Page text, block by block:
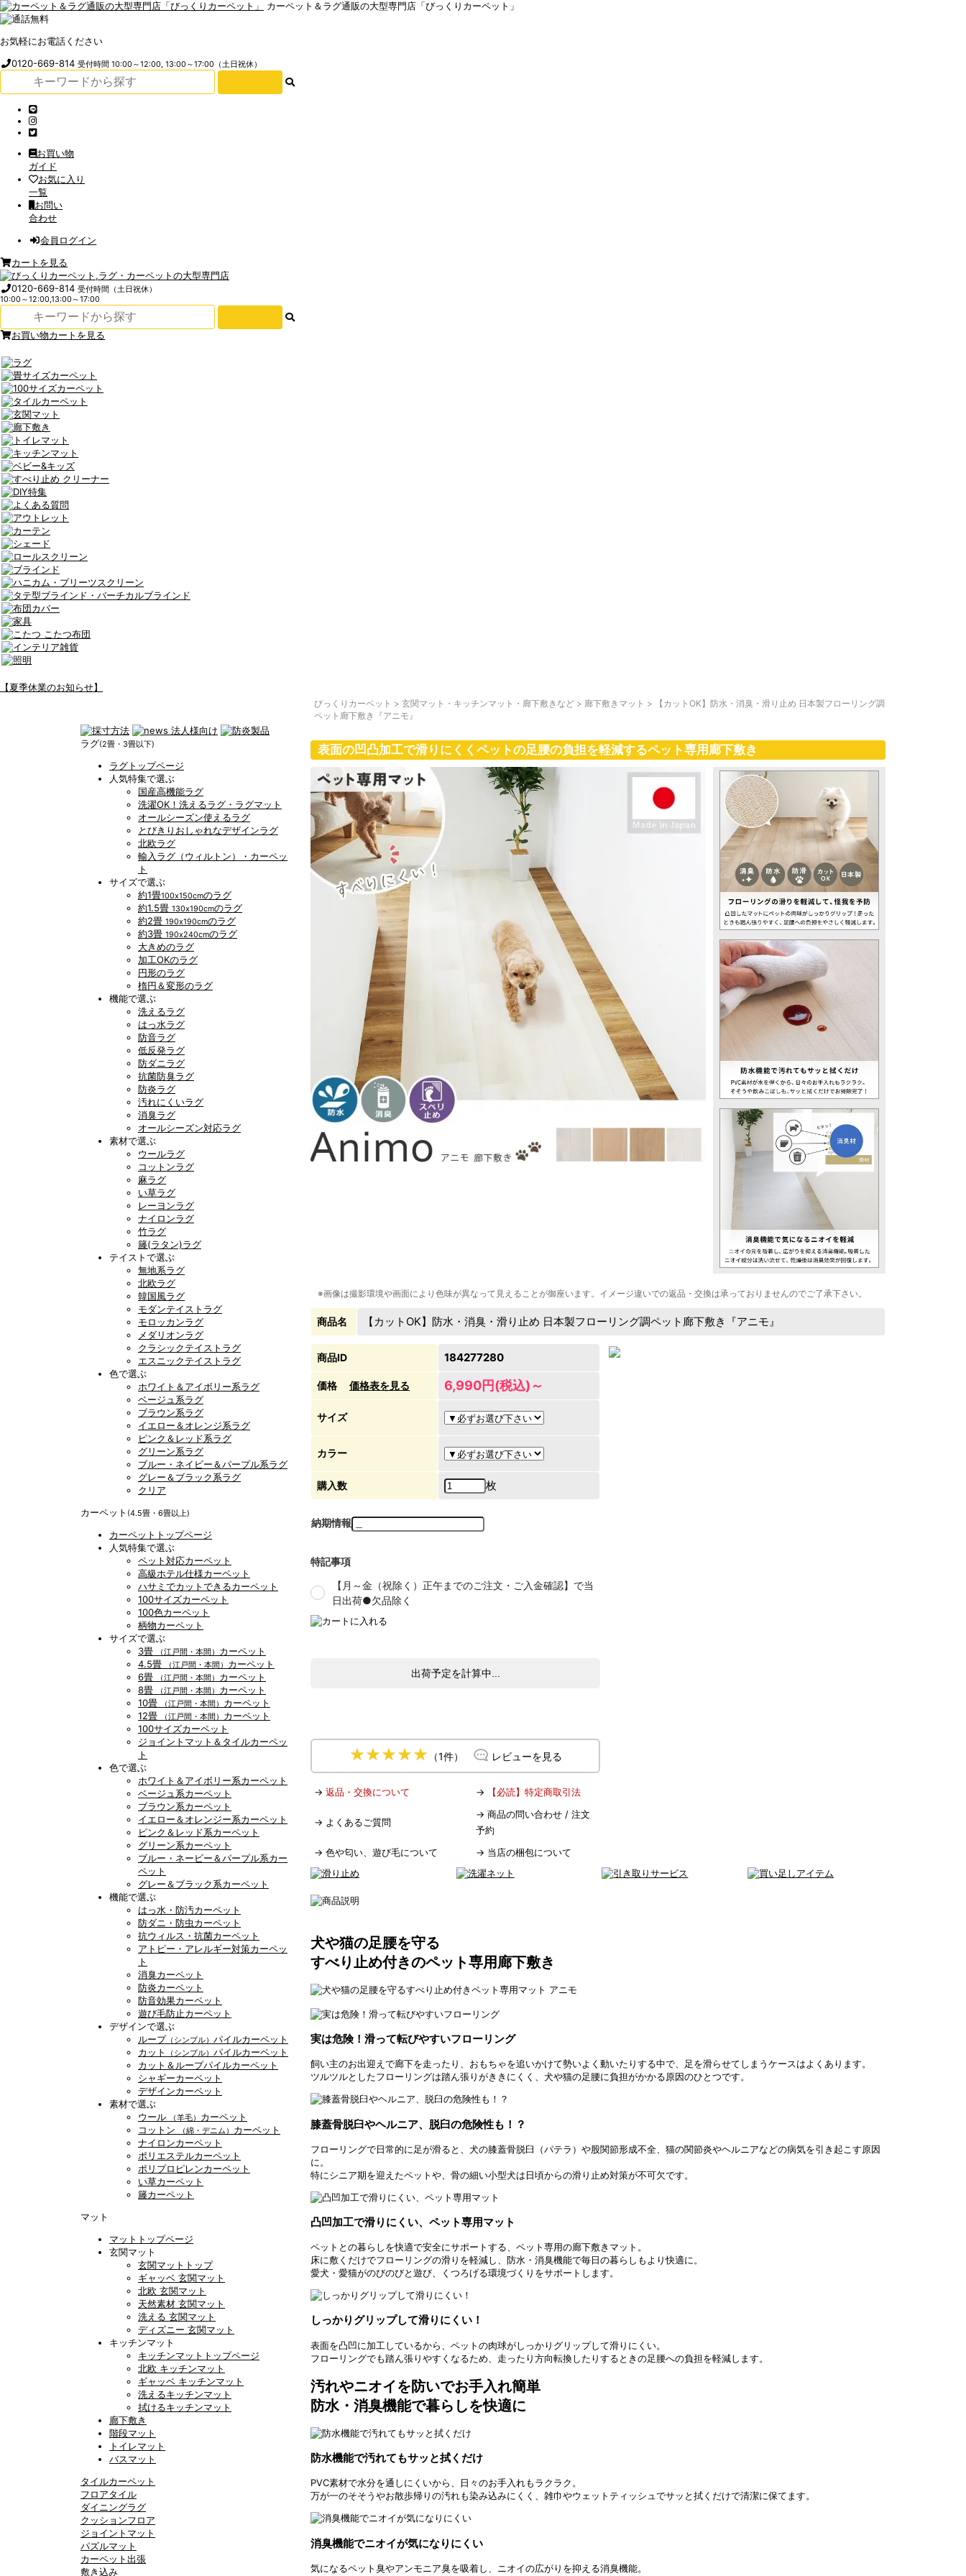
カーペット＆ラグ通販の大型専門店「びっくりカーペット」
お気軽にお電話ください
0120-669-814受付時間 10:00～12:00, 13:00～17:00（土日祝休）
お買い物
ガイド
お気に入り
一覧
お問い
合わせ
会員ログイン
カートを見る
0120-669-814受付時間（土日祝休）
10:00～12:00,13:00～17:00
お買い物カートを見る
【夏季休業のお知らせ】
ラグ(2畳・3畳以下)
ラグトップページ
人気特集で選ぶ
国産高機能ラグ
洗濯OK！洗えるラグ・ラグマット
オールシーズン使えるラグ
とびきりおしゃれなデザインラグ
北欧ラグ
輸入ラグ（ウィルトン）・カーペッ
ト
サイズで選ぶ
約1畳100x150cmのラグ
約1.5畳 130x190cmのラグ
約2畳 190x190cmのラグ
約3畳 190x240cmのラグ
大きめのラグ
加工OKのラグ
円形のラグ
楕円＆変形のラグ
機能で選ぶ
洗えるラグ
はっ水ラグ
防音ラグ
低反発ラグ
防ダニラグ
抗菌防臭ラグ
防炎ラグ
汚れにくいラグ
消臭ラグ
オールシーズン対応ラグ
素材で選ぶ
ウールラグ
コットンラグ
麻ラグ
い草ラグ
レーヨンラグ
ナイロンラグ
竹ラグ
籐(ラタン)ラグ
テイストで選ぶ
無地系ラグ
北欧ラグ
韓国風ラグ
モダンテイストラグ
モロッカンラグ
メダリオンラグ
クラシックテイストラグ
エスニックテイストラグ
色で選ぶ
ホワイト＆アイボリー系ラグ
ベージュ系ラグ
ブラウン系ラグ
イエロー＆オレンジ系ラグ
ピンク＆レッド系ラグ
グリーン系ラグ
ブルー・ネイビー＆パープル系ラグ
グレー＆ブラック系ラグ
クリア
カーペット (4.5畳・6畳以上)
カーペットトップページ
人気特集で選ぶ
ペット対応カーペット
高級ホテル仕様カーペット
ハサミでカットできるカーペット
100サイズカーペット
100色カーペット
柄物カーペット
サイズで選ぶ
3畳
（江戸間・本間） カーペット
4.5畳
（江戸間・本間） カーペット
6畳
（江戸間・本間） カーペット
8畳
（江戸間・本間） カーペット
10畳
（江戸間・本間） カーペット
12畳
（江戸間・本間） カーペット
100サイズカーペット
ジョイントマット＆タイルカーペッ
ト
色で選ぶ
ホワイト＆アイボリー系カーペット
ベージュ系カーペット
ブラウン系カーペット
イエロー＆オレンジー系カーペット
ピンク＆レッド系カーペット
グリーン系カーペット
ブルー・ネービー＆パープル系カー
ペット
グレー＆ブラック系カーペット
機能で選ぶ
はっ水・防汚カーペット
防ダニ・防虫カーペット
抗ウィルス・抗菌カーペット
アトピー・アレルギー対策カーペッ
ト
消臭カーペット
防炎カーペット
防音効果カーペット
遊び毛防止カーペット
デザインで選ぶ
ループ （シンプル） パイルカーペット
カット
（シンプル） パイルカーペット
カット＆ループパイルカーペット
シャギーカーペット
デザインカーペット
素材で選ぶ
ウール
（羊毛） カーペット
コットン
（綿・デニム） カーペット
ナイロンカーペット
ポリエステルカーペット
ポリプロピレンカーペット
い草カーペット
籐カーペット
マット
マットトップページ
玄関マット
玄関マットトップ
ギャッベ 玄関マット
北欧 玄関マット
天然素材 玄関マット
洗える 玄関マット
ディズニー 玄関マット
キッチンマット
キッチンマットトップページ
北欧 キッチンマット
ギャッベ キッチンマット
洗えるキッチンマット
拭けるキッチンマット
廊下敷き
階段マット
トイレマット
バスマット
タイルカーペット
フロアタイル
ダイニングラグ
クッションフロア
ジョイントマット
パズルマット
カーペット出張
敷き込み
びっくりカーペット > 玄関マット・キッチンマット・廊下敷きなど > 廊下敷きマット >
【カットOK】防水・消臭・滑り止め 日本製フローリング調
ペット廊下敷き『アニモ』
表面の凹凸加工で滑りにくくペットの足腰の負担を軽減するペット専用廊下敷き
※画像は撮影環境や画面により色味が異なって見えることが御座います。イメージ違いでの返品・交換は承っておりませんのでご了承下さい。
商品名 【カットOK】防水・消臭・滑り止め 日本製フローリング調ペット廊下敷き『アニモ』
商品ID 184277280
価格 価格表を見る 6,990円(税込)～
サイズ
カラー
購入数 枚
納期情報
特記事項
【月～金（祝除く）正午までのご注文・ご入金確認】で当
日出荷●欠品除く
出荷予定を計算中...
（1件） レビューを見る
→ 返品・交換について → 【必読】特定商取引法
→ よくあるご質問
→ 商品の問い合わせ / 注文
予約
→ 色や匂い、遊び毛について → 当店の梱包について
犬や猫の足腰を守る
すべり止め付きのペット専用廊下敷き
実は危険！滑って転びやすいフローリング
飼い主のお出迎えで廊下を走ったり、おもちゃを追いかけて勢いよく動いたりする中で、足を滑らせてしまうケースはよくあります。
ツルツルとしたフローリングは踏ん張りがききにくく、犬や猫の足腰に負担がかかる原因のひとつです。
膝蓋骨脱臼やヘルニア、脱臼の危険性も！？
フローリングで日常的に足が滑ると、犬の膝蓋骨脱臼（パテラ）や股関節形成不全、猫の関節炎やヘルニアなどの病気を引き起こす原因
に。
特にシニア期を迎えたペットや、骨の細い小型犬は日頃からの滑り止め対策が不可欠です。
凸凹加工で滑りにくい、ペット専用マット
ペットとの暮らしを快適で安全にサポートする、ペット専用の廊下敷きマット。
床に敷くだけでフローリングの滑りを軽減し、防水・消臭機能で毎日の暮らしもより快適に。
愛犬・愛猫がのびのびと遊び、くつろげる環境づくりをサポートします。
しっかりグリップして滑りにくい！
表面を凸凹に加工しているから、ペットの肉球がしっかりグリップして滑りにくい。
フローリングでも踏ん張りやすくなるため、走ったり方向転換したりするときの足腰への負担を軽減します。
汚れやニオイを防いでお手入れ簡単
防水・消臭機能で暮らしを快適に
防水機能で汚れてもサッと拭くだけ
PVC素材で水分を通しにくいから、日々のお手入れもラクラク。
万が一のそそうやお散歩帰りの汚れも染み込みにくく、雑巾やウェットティッシュでサッと拭くだけで清潔に保てます。
消臭機能でニオイが気になりにくい
気になるペット臭やアンモニア臭を吸着し、ニオイの広がりを抑える消臭機能。